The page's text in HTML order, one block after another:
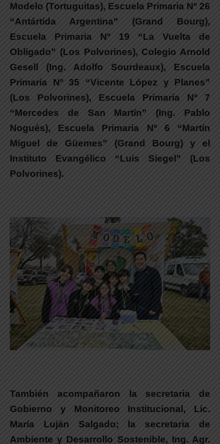
Modelo (Tortuguitas), Escuela Primaria Nº 26
“Antártida Argentina” (Grand Bourg),
Escuela Primaria Nº 19 “La Vuelta de
Obligado” (Los Polvorines), Colegio Arnold
Gesell (Ing. Adolfo Sourdeaux), Escuela
Primaria Nº 35 “Vicente López y Planes”
(Los Polvorines), Escuela Primaria Nº 7
“Mercedes de San Martín” (Ing. Pablo
Nogués), Escuela Primaria Nº 6 “Martín
Miguel de Güemes” (Grand Bourg) y el
Instituto Evangélico “Luis Siegel” (Los
Polvorines).
También acompañaron la secretaria de
Gobierno y Monitoreo Institucional, Lic.
María Luján Salgado; la secretaria de
Ambiente y Desarrollo Sostenible, Ing. Agr.